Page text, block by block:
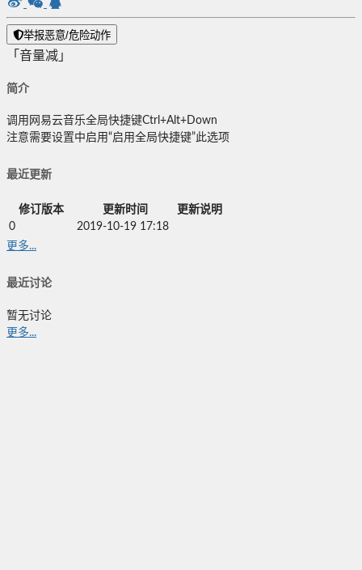
举报恶意/危险动作
「音量减」
简介
调用网易云音乐全局快捷键Ctrl+Alt+Down
注意需要设置中启用“启用全局快捷键”此选项
最近更新
修订版本 更新时间
更新说明
0
2019-10-19 17:18
更多...
最近讨论
暂无讨论
更多...